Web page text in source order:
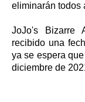
eliminarán todos
JoJo's Bizarre
recibido una
ya se espera
diciembre de